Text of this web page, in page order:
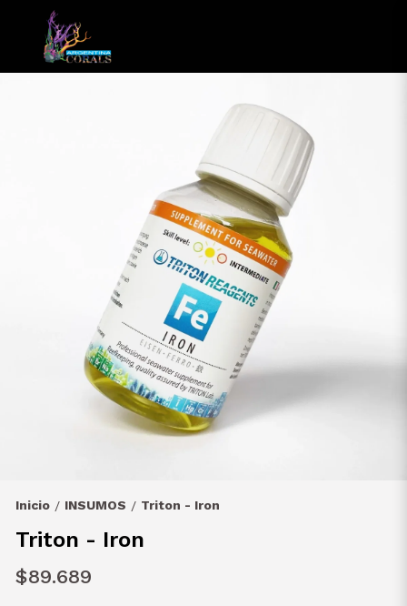
Inicio / INSUMOS / Triton - Iron
Triton - Iron
$89.689